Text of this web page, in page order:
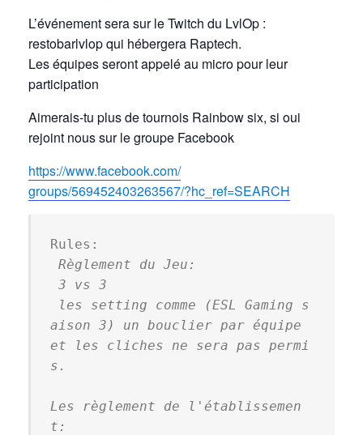
L’événement sera sur le Twitch du LvlOp :
restobarlvlop qui hébergera Raptech.
Les équipes seront appelé au micro pour leur
participation
Aimerais-tu plus de tournois Rainbow six, si oui
rejoint nous sur le groupe Facebook
https://www.facebook.com/
groups/569452403263567/?hc_ ref=SEARCH
Règlement du Jeu:
3 vs 3
aison 3) un bouclier par équipe
et les cliches ne sera pas permi
s.
Les règlement de l'établissemen
t: